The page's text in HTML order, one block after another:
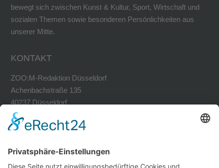
bewegt sich zwischen Kunst & Kultur, Sport, Wirtschaft und
sozialen Themen sowie besonderen Persönlichkeiten aus
unserer Mitte.
KONTAKT
ZOO:M-Redaktion Düsseldorf
Achenbachstraße 135
40237 Düsseldorf
Tel. 0211-30200741
Fax 0211-30200749
RECHTLICHES